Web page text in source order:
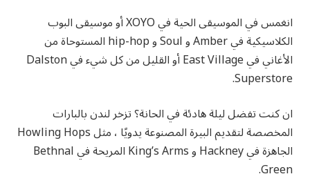
انغمس في الموسيقى الحية في XOYO أو موسيقى البوب ​​
الكلاسيكية في Amber و Soul و hip-hop المستوحاة من
الأغاني في East Village أو القليل من كل شيء في Dalston
Superstore.
ان كنت تفضل ليلة هادئة في الحانة؟ تزخر لندن بالبارات
المخصصة لتقديم البيرة المصنوعة يدويًا ، مثل Howling Hops
الجاهزة في Hackney و King’s Arms المريحة في Bethnal
Green.